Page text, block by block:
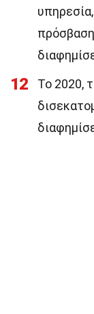
12
Το 2020,